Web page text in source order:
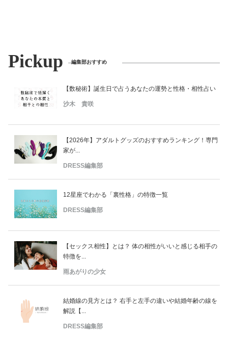
Pickup 編集部おすすめ
【数秘術】誕生日で占うあなたの運勢と性格・相性占い
沙木 貴咲
【2026年】アダルトグッズのおすすめランキング！専門
家が...
DRESS編集部
12星座でわかる「裏性格」の特徴一覧
DRESS編集部
【セックス相性】とは？ 体の相性がいいと感じる相手の
特徴を...
雨あがりの少女
結婚線の見方とは？ 右手と左手の違いや結婚年齢の線を
解説【...
DRESS編集部